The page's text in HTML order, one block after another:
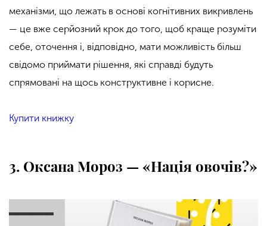
механізми, що лежать в основі когнітивних викривлень
— це вже серйозний крок до того, щоб краще розуміти
себе, оточення і, відповідно, мати можливість більш
свідомо приймати рішення, які справді будуть
спрямовані на щось конструктивне і корисне.
Купити книжку
3. Оксана Мороз — «Нація овочів?»